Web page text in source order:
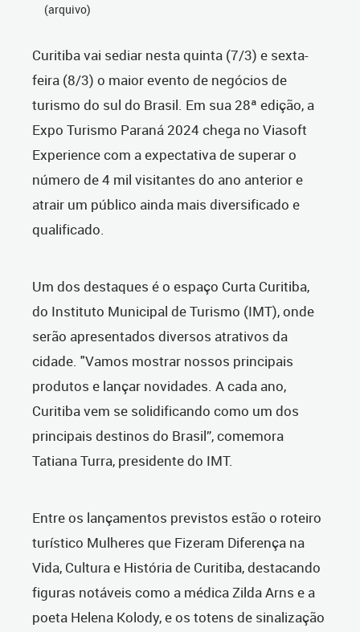
(arquivo)
Curitiba vai sediar nesta quinta (7/3) e sexta-
feira (8/3) o maior evento de negócios de
turismo do sul do Brasil. Em sua 28ª edição, a
Expo Turismo Paraná 2024 chega no Viasoft
Experience com a expectativa de superar o
número de 4 mil visitantes do ano anterior e
atrair um público ainda mais diversificado e
qualificado.
Um dos destaques é o espaço Curta Curitiba,
do Instituto Municipal de Turismo (IMT), onde
serão apresentados diversos atrativos da
cidade. "Vamos mostrar nossos principais
produtos e lançar novidades. A cada ano,
Curitiba vem se solidificando como um dos
principais destinos do Brasil”, comemora
Tatiana Turra, presidente do IMT.
Entre os lançamentos previstos estão o roteiro
turístico Mulheres que Fizeram Diferença na
Vida, Cultura e História de Curitiba, destacando
figuras notáveis como a médica Zilda Arns e a
poeta Helena Kolody, e os totens de sinalização